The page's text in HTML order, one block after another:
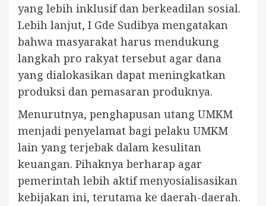
yang lebih inklusif dan berkeadilan sosial.
Lebih lanjut, I Gde Sudibya mengatakan
bahwa masyarakat harus mendukung
langkah pro rakyat tersebut agar dana
yang dialokasikan dapat meningkatkan
produksi dan pemasaran produknya.
Menurutnya, penghapusan utang UMKM
menjadi penyelamat bagi pelaku UMKM
lain yang terjebak dalam kesulitan
keuangan. Pihaknya berharap agar
pemerintah lebih aktif menyosialisasikan
kebijakan ini, terutama ke daerah-daerah.